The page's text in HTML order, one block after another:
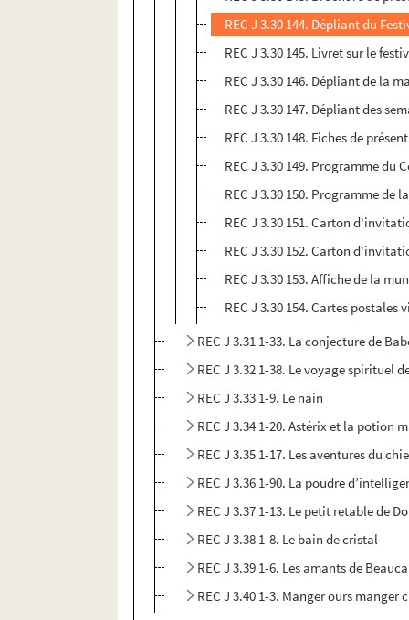
REC J 3.30 144. Dépliant du
REC J 3.30 145. Livret sur le
REC J 3.30 146. Dépliant de la
REC J 3.30 147. Dépliant des
REC J 3.30 148. Fiches de
REC J 3.30 149. Programme
REC J 3.30 150. Programme de
REC J 3.30 151. Carton
REC J 3.30 152. Carton
REC J 3.30 153. Affiche de la
REC J 3.30 154. Cartes
REC J 3.31 1-33. La conjecture de
REC J 3.32 1-38. Le voyage spirituel
REC J 3.33 1-9. Le nain
REC J 3.34 1-20. Astérix et la potion
REC J 3.35 1-17. Les aventures du
REC J 3.36 1-90. La poudre
REC J 3.37 1-13. Le petit retable de
REC J 3.38 1-8. Le bain de cristal
REC J 3.39 1-6. Les amants de
REC J 3.40 1-3. Manger ours manger